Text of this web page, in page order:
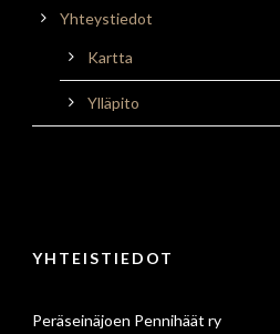
Yhteystiedot
Kartta
Ylläpito
YHTEISTIEDOT
Peräseinäjoen Pennihäät ry